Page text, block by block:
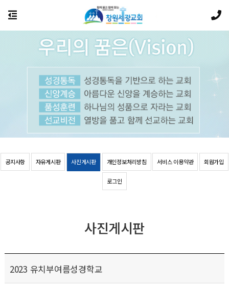
공지사항 자유게시판 사진게시판 개인정보처리방침 서비스 이용약관 회원가입
로그인
사진게시판
2023 유치부여름성경학교